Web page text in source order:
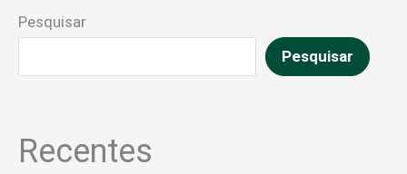
Pesquisar
Pesquisar
Recentes